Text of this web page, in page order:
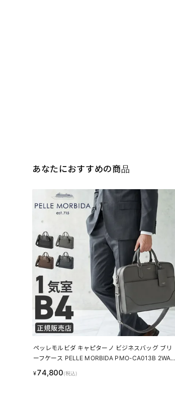
あなたにおすすめの商品
ペッレモルビダ キャピターノ ビジネスバッグ ブリ
ーフケース PELLE MORBIDA PMO-CA013B 2WAY
1室 B4ファイル
¥74,800(税込)